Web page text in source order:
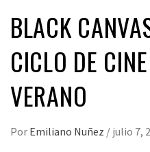
BLACK
CICLO DE
VERANO
Por Emiliano Nuñez / julio 7,